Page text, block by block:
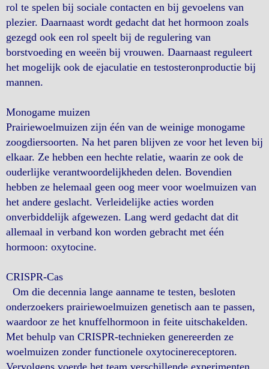
rol te spelen bij sociale contacten en bij gevoelens van
plezier. Daarnaast wordt gedacht dat het hormoon zoals
gezegd ook een rol speelt bij de regulering van
borstvoeding en weeën bij vrouwen. Daarnaast reguleert
het mogelijk ook de ejaculatie en testosteronproductie bij
mannen.
Monogame muizen
Prairiewoelmuizen zijn één van de weinige monogame
zoogdiersoorten. Na het paren blijven ze voor het leven bij
elkaar. Ze hebben een hechte relatie, waarin ze ook de
ouderlijke verantwoordelijkheden delen. Bovendien
hebben ze helemaal geen oog meer voor woelmuizen van
het andere geslacht. Verleidelijke acties worden
onverbiddelijk afgewezen. Lang werd gedacht dat dit
allemaal in verband kon worden gebracht met één
hormoon: oxytocine.
CRISPR-Cas
Om die decennia lange aanname te testen, besloten
onderzoekers prairiewoelmuizen genetisch aan te passen,
waardoor ze het knuffelhormoon in feite uitschakelden.
Met behulp van CRISPR-technieken genereerden ze
woelmuizen zonder functionele oxytocinereceptoren.
Vervolgens voerde het team verschillende experimenten